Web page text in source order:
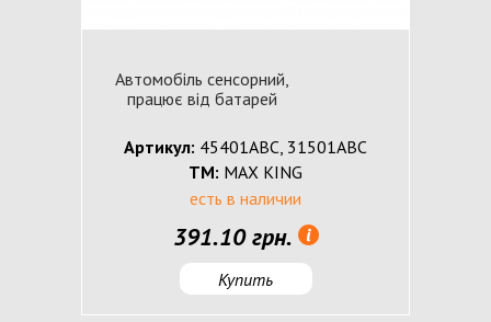
Автомобіль сенсорний,
працює від батарей
Артикул: 45401ABC, 31501ABC
ТМ: MAX KING
есть в наличии
391.10 грн.
Купить